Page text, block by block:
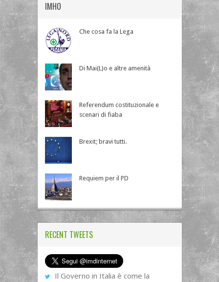
IMHO
Che cosa fa la Lega
Di Mai(L)o e altre amenità
Referendum costituzionale e
scenari di fiaba
Brexit; bravi tutti.
Requiem per il PD
RECENT TWEETS
Il Governo in Italia è come la